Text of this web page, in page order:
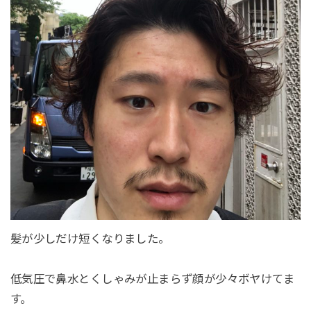
髪が少しだけ短くなりました。
低気圧で鼻水とくしゃみが止まらず顔が少々ボヤけてま
す。